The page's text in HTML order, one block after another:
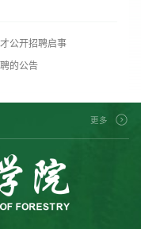
公开招聘启事
的公告
学 |
大学
更多